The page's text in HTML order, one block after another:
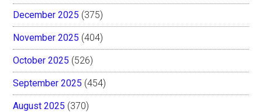
December 2025 (375)
November 2025 (404)
October 2025 (526)
September 2025 (454)
August 2025 (370)